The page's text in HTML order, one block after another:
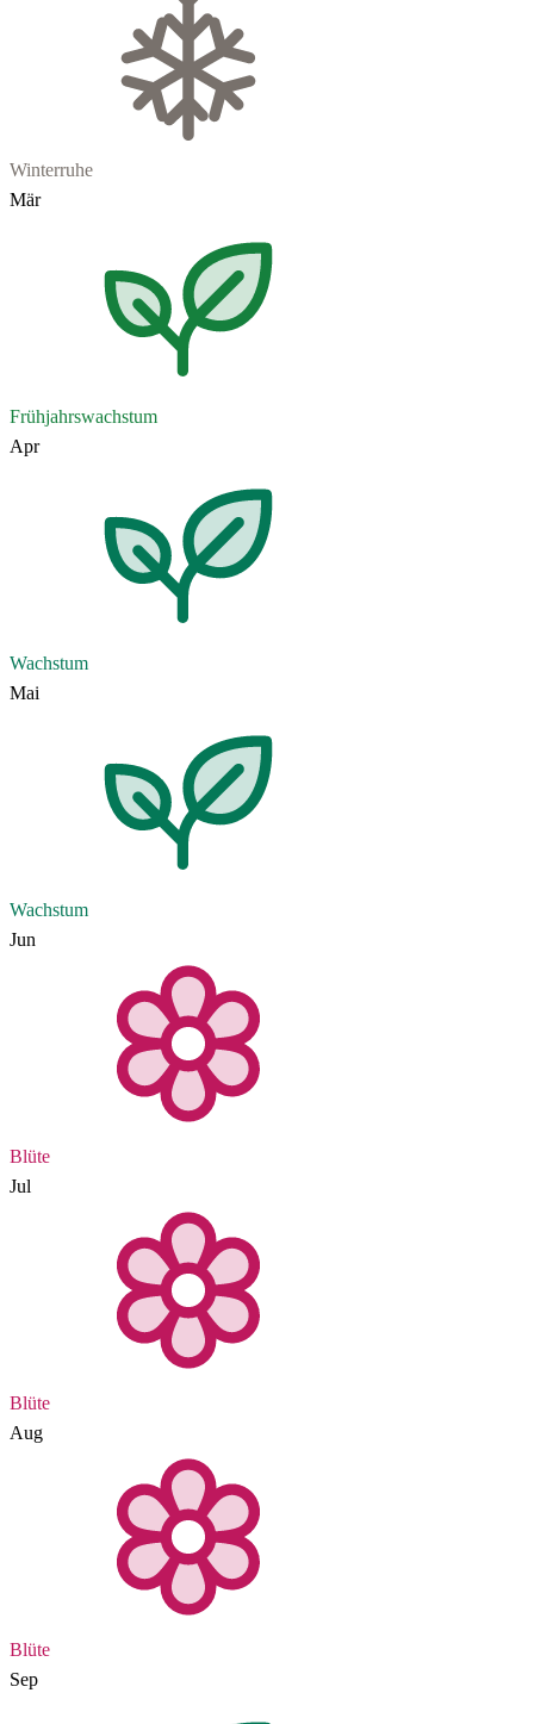
Winterruhe
Mär
Frühjahrswachstum
Apr
Wachstum
Mai
Wachstum
Jun
Blüte
Jul
Blüte
Aug
Blüte
Sep